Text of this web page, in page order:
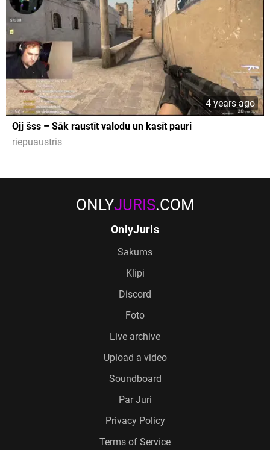
4 years ago
Ojj šss – Sāk raustīt valodu un kasīt pauri
riepuaustris
ONLYJURIS.COM
OnlyJuris
Sākums
Klipi
Discord
Foto
Live archive
Upload a video
Soundboard
Par Juri
Privacy Policy
Terms of Service